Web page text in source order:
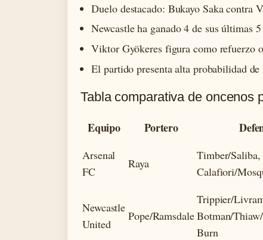
Duelo destacado: Bukayo Saka contra
Newcastle ha ganado 4 de sus últimas
Viktor Gyökeres figura como refuerzo
El partido presenta alta probabilidad de
Tabla comparativa de oncenos
Equipo Portero
Arsenal
FC
Raya
Timber/
Calafiori/
Newcastle
United
Pope/Ramsdale
Trippier/
Botman/
Burn